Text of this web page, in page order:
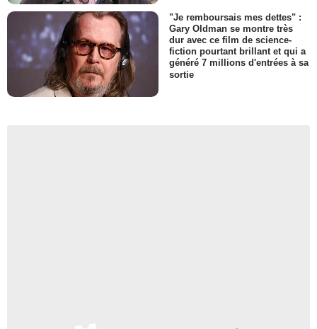
"Je remboursais mes dettes" :
Gary Oldman se montre très
dur avec ce film de science-
fiction pourtant brillant et qui a
généré 7 millions d'entrées à sa
sortie